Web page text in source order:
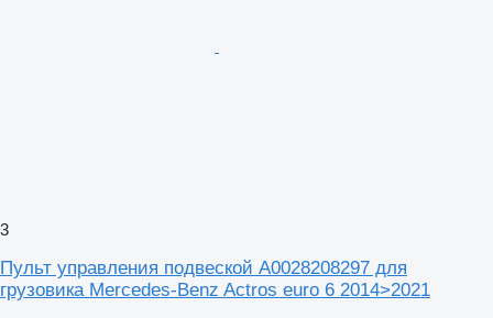
3
Пульт управления подвеской A0028208297 для
грузовика Mercedes-Benz Actros euro 6 2014>2021